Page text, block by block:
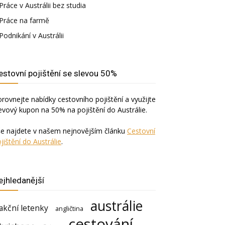
Práce v Austrálii bez studia
Práce na farmě
Podnikání v Austrálii
pojištění se slevou 50%
nabídky cestovního pojištění a využijte
kupon na 50% na pojištění do Austrálie.
najdete v našem nejnovějším článku Cestovní
do Austrálie.
letenky angličtina austrálie